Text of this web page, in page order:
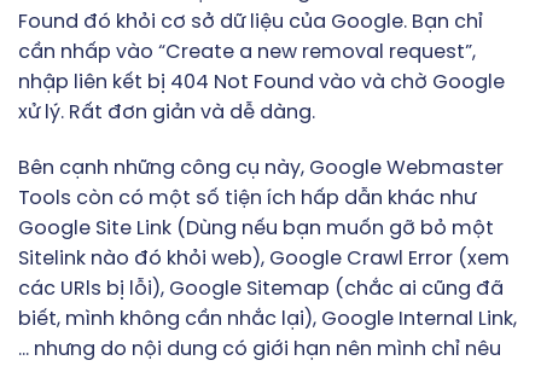
Found đó khỏi cơ sở dữ liệu của Google. Bạn chỉ
cần nhấp vào “Create a new removal request”,
nhập liên kết bị 404 Not Found vào và chờ Google
xử lý. Rất đơn giản và dễ dàng.
Bên cạnh những công cụ này, Google Webmaster
Tools còn có một số tiện ích hấp dẫn khác như
Google Site Link (Dùng nếu bạn muốn gỡ bỏ một
Sitelink nào đó khỏi web), Google Crawl Error (xem
các URls bị lỗi), Google Sitemap (chắc ai cũng đã
biết, mình không cần nhắc lại), Google Internal Link,
… nhưng do nội dung có giới hạn nên mình chỉ nêu